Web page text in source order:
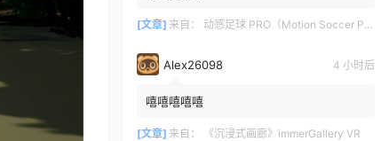
[文章] 来自： 动感足球 PRO（Motion Soccer PRO）
Alex26098 4 小时后
嘻嘻嘻嘻嘻
[文章] 来自： 《沉浸式画廊》immerGallery VR